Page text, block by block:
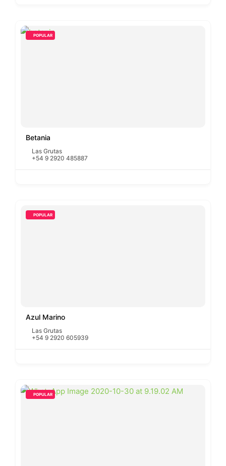
POPULAR
Betania
Las Grutas
+54 9 2920 485887
POPULAR
Azul Marino
Las Grutas
+54 9 2920 605939
POPULAR